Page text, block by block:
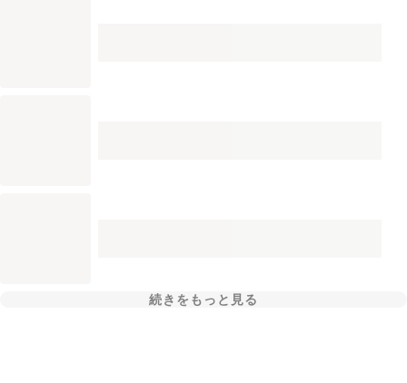
続きをもっと見る